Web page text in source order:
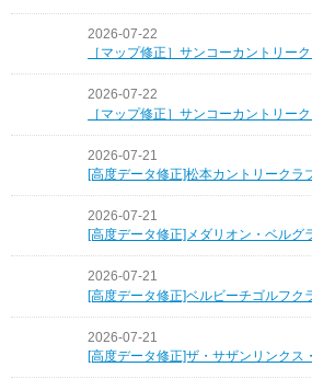
2026-07-22
［マップ修正］サンコーカントリー
2026-07-22
［マップ修正］サンコーカントリー
2026-07-21
[高度データ修正]松本カントリークラ
2026-07-21
[高度データ修正]メダリオン・ベルグ
2026-07-21
[高度データ修正]ベルビーチゴルフク
2026-07-21
[高度データ修正]ザ・サザンリンクス